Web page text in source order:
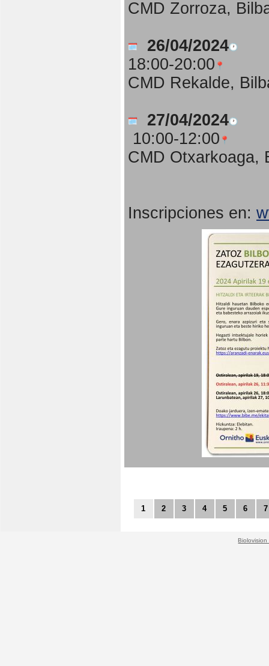
CMD Zorroza,
26/04/2024
18:00-20:00
CMD Rekalde,
27/04/2024
10:00-12:00
CMD Otxarkoaga,
Inscripciones en:
1 2 3 4 5 6 7
Biolovision